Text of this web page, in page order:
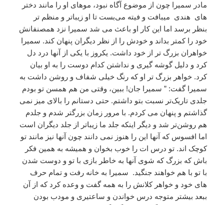
مادر سمیرا چون از موضوع آگاه نبود، موهای او را مانند دختر
های هندی میبافت و فیته می‌بست تا او زیباتر و منظم تر
بنظر برسد اما این کار او باعث می شد سمیرا نزد همصنفانش
خود را کمتر بداند و خودش را از نظر دیگران پنهان کند‌. سمیرا
خواهران بزرگ تر از خود داشت. یکروز با یکی از آنها درد دل
کرد و دلیل گوشه گیری و نداشتن کدام دوست را به او بیان
کرد. خواهر بزرگ تر او که رنگ خیلی شفاف و روشن داشت به
سمیرا گفت: ” سمیرا جان! ببین، وقتی من هم همسن تو بودم
جلدی تاریک‌تر نسبت بتو داشتم. حتی دستانم را بالای میز نمی
گذاشتم و پنهان می کردم. با مرور زمان بزرگتر شدم و جلدم
هم روشن‌تر شد و دیگر اینکه جلد ما زیباتر از جلد دیگران است
اما افسوس که آنها این را هنوز نمی دانند چون آنها نیز مانند تو
کوچک اند. تو درس ات را خوب بخوان و همیشه به همین فکر
باش که بزرگ که شوی آنها به خاطر بازی با تو و دوست شدن
با تو با هم خواهند جنگید‌. سمیرا به خانه رفت و تمام حرف
های خود و خواهر کلانش را به همه‌ گفت و وعده کرد که از آن
ببعد بیشتر متوجه درس خواندن و ساعتیری و مودب بودن